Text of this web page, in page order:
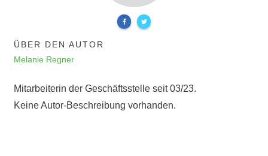
ÜBER DEN AUTOR
Melanie Regner
Mitarbeiterin der Geschäftsstelle seit 03/23.
Keine Autor-Beschreibung vorhanden.